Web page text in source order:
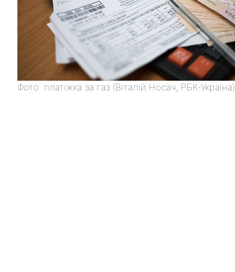
Фото: платіжка за газ (Віталій Носач, РБК-Україна)